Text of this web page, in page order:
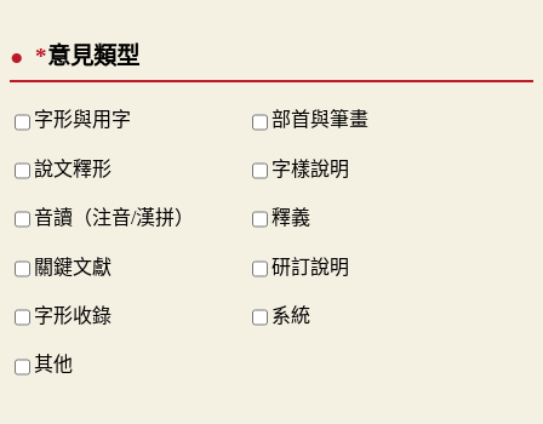
*意見類型
字形與用字 部首與筆畫
說文釋形 字樣說明
音讀（注音/漢拼） 釋義
關鍵文獻 研訂說明
字形收錄 系統
其他